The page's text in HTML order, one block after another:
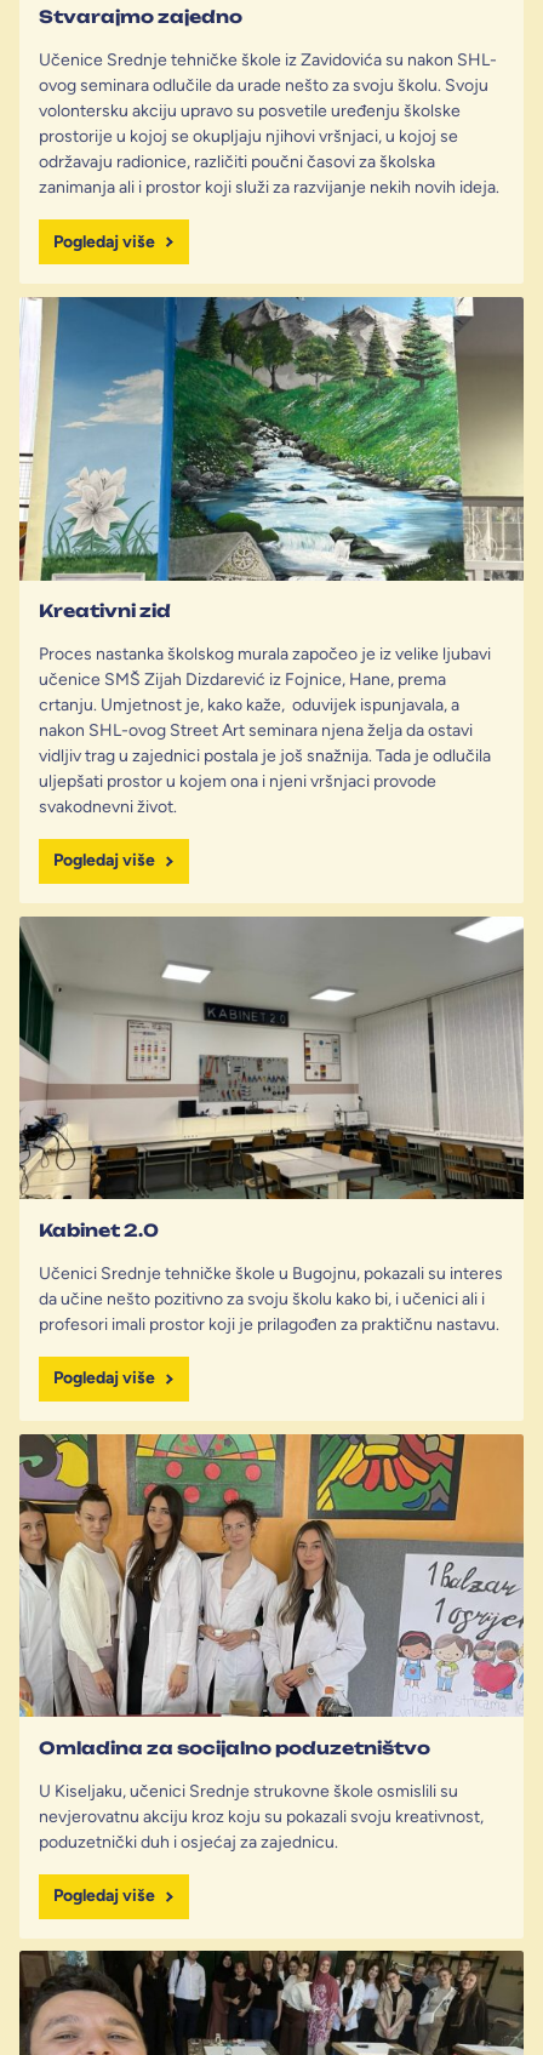
Stvarajmo zajedno
Učenice Srednje tehničke škole iz Zavidovića su nakon SHL-
ovog seminara odlučile da urade nešto za svoju školu. Svoju
volontersku akciju upravo su posvetile uređenju školske
prostorije u kojoj se okupljaju njihovi vršnjaci, u kojoj se
održavaju radionice, različiti poučni časovi za školska
zanimanja ali i prostor koji služi za razvijanje nekih novih ideja.
Pogledaj više
Kreativni zid
Proces nastanka školskog murala započeo je iz velike ljubavi
učenice SMŠ Zijah Dizdarević iz Fojnice, Hane, prema
crtanju. Umjetnost je, kako kaže, oduvijek ispunjavala, a
nakon SHL-ovog Street Art seminara njena želja da ostavi
vidljiv trag u zajednici postala je još snažnija. Tada je odlučila
uljepšati prostor u kojem ona i njeni vršnjaci provode
svakodnevni život.
Pogledaj više
Kabinet 2.0
Učenici Srednje tehničke škole u Bugojnu, pokazali su interes
da učine nešto pozitivno za svoju školu kako bi, i učenici ali i
profesori imali prostor koji je prilagođen za praktičnu nastavu.
Pogledaj više
Omladina za socijalno poduzetništvo
U Kiseljaku, učenici Srednje strukovne škole osmislili su
nevjerovatnu akciju kroz koju su pokazali svoju kreativnost,
poduzetnički duh i osjećaj za zajednicu.
Pogledaj više